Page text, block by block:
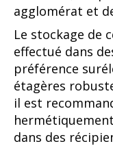
agglomérat et
Le stockage de
effectué dans
préférence
étagères
il est
dans des